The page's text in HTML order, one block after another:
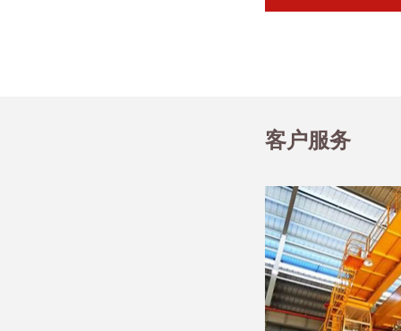
客户服务